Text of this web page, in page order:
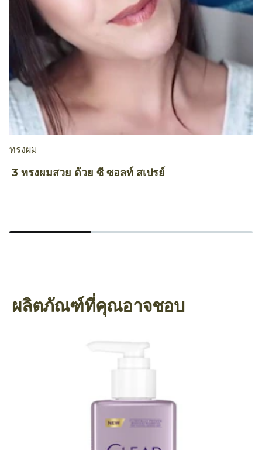
ทรงผม
3 ทรงผมสวย ด้วย ซี ซอลท์ สเปรย์
ผลิตภัณฑ์ที่คุณอาจชอบ